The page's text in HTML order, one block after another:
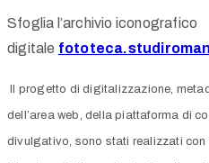
Sfoglia l’archivio iconografico
digitale
Il progetto di digitalizzazione,
dell’area web, della piattaforma di
divulgativo, sono stati realizzati con